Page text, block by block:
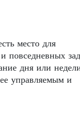
место для
повседневных
дня или
управляемым и